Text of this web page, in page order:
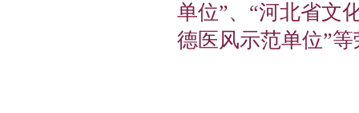
单位”、“河北省文
德医风示范单位”